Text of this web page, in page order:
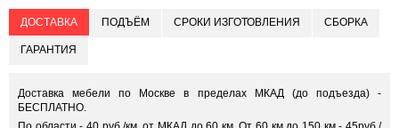
ДОСТАВКА ПОДЪЁМ СРОКИ ИЗГОТОВЛЕНИЯ СБОРКА
ГАРАНТИЯ
Доставка мебели по Москве в пределах МКАД (до подъезда) -
БЕСПЛАТНО.